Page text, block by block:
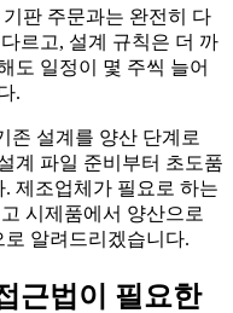
판 주문과는 완전히 다
르고, 설계 규칙은 더 까
도 일정이 몇 주씩 늘어
.
존 설계를 양산 단계로
계 파일 준비부터 초도품
제조업체가 필요로 하는
시제품에서 양산으로
알려드리겠습니다.
근법이 필요한